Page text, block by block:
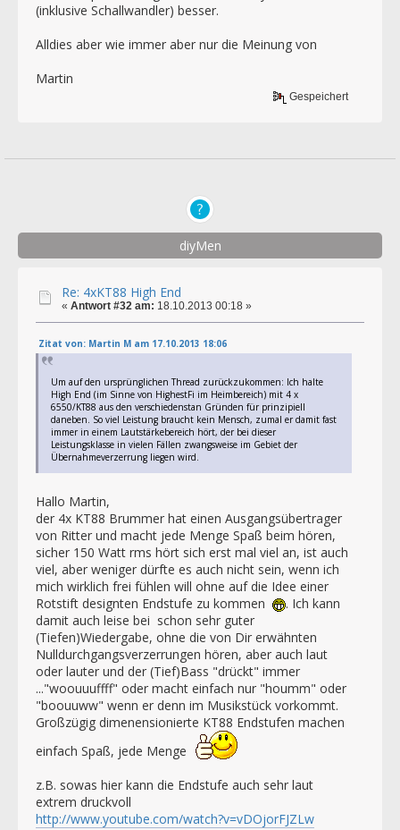
(inklusive Schallwandler) besser.
Alldies aber wie immer aber nur die Meinung von
Martin
Gespeichert
diyMen
Re: 4xKT88 High End
« Antwort #32 am: 18.10.2013 00:18 »
Zitat von: Martin M am 17.10.2013 18:06
Um auf den ursprünglichen Thread zurückzukommen: Ich halte
High End (im Sinne von HighestFi im Heimbereich) mit 4 x
6550/KT88 aus den verschiedenstan Gründen für prinzipiell
daneben. So viel Leistung braucht kein Mensch, zumal er damit fast
immer in einem Lautstärkebereich hört, der bei dieser
Leistungsklasse in vielen Fällen zwangsweise im Gebiet der
Übernahmeverzerrung liegen wird.
Hallo Martin,
der 4x KT88 Brummer hat einen Ausgangsübertrager
von Ritter und macht jede Menge Spaß beim hören,
sicher 150 Watt rms hört sich erst mal viel an, ist auch
viel, aber weniger dürfte es auch nicht sein, wenn ich
mich wirklich frei fühlen will ohne auf die Idee einer
Rotstift designten Endstufe zu kommen
. Ich kann
damit auch leise bei schon sehr guter
(Tiefen)Wiedergabe, ohne die von Dir erwähnten
Nulldurchgangsverzerrungen hören, aber auch laut
oder lauter und der (Tief)Bass "drückt" immer
..."woouuuffff" oder macht einfach nur "houmm" oder
"boouuww" wenn er denn im Musikstück vorkommt.
Großzügig dimenensionierte KT88 Endstufen machen
einfach Spaß, jede Menge
z.B. sowas hier kann die Endstufe auch sehr laut
extrem druckvoll
http://www.youtube.com/watch?v=vDOjorFJZLw